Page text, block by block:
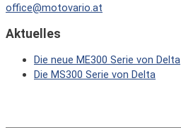
office@motovario.at
Aktuelles
Die neue ME300 Serie von Delta
Die MS300 Serie von Delta